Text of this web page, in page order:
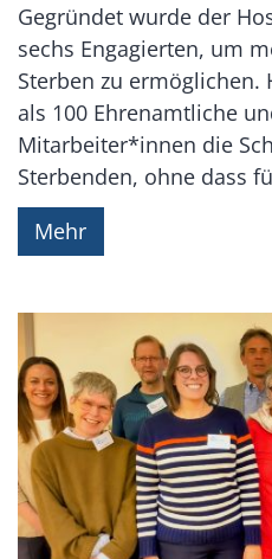
Gegründet wurde der
sechs Engagierten, um
Sterben zu ermöglichen.
als 100 Ehrenamtliche
Mitarbeiter*innen die
Sterbenden, ohne dass
Mehr